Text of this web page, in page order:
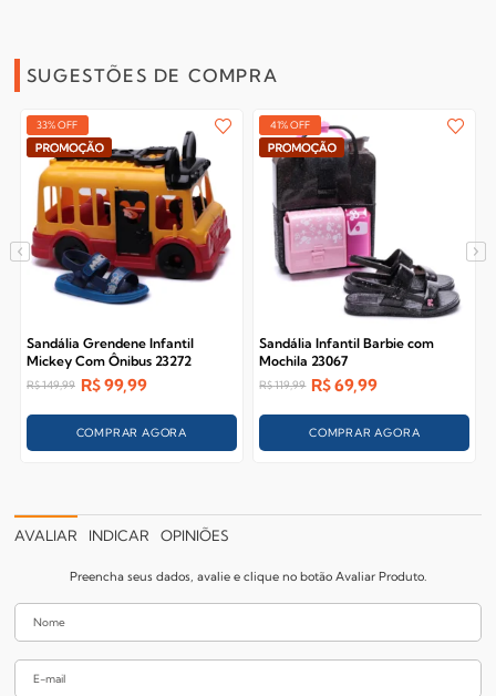
SUGESTÕES DE COMPRA
33% OFF
Sandália Grendene Infantil
Mickey Com Ônibus 23272
R$149,99 R$99,99
COMPRAR AGORA
41% OFF
Sandália Infantil Barbie com
Mochila 23067
R$119,99 R$69,99
COMPRAR AGORA
AVALIAR INDICAR OPINIÕES
Preencha seus dados, avalie e clique no botão Avaliar Produto.